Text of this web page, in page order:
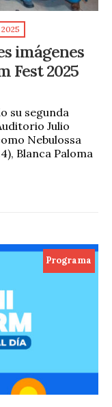
imágenes
Fest 2025
su segunda
Julio
Nebulossa
Blanca Paloma
Programa